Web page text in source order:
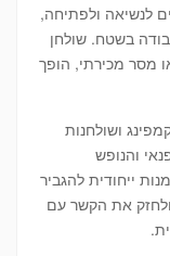
לנשיאה ולפתיחה,
בשטח. שולחן
מסר מכירתי, הופך
ושולחנות
והנופש
ייחודית להגביר
את הקשר עם